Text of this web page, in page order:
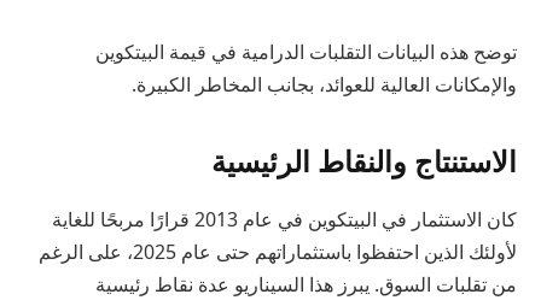
توضح هذه البيانات التقلبات الدرامية في قيمة البيتكوين
والإمكانات العالية للعوائد، بجانب المخاطر الكبيرة.
الاستنتاج والنقاط الرئيسية
كان الاستثمار في البيتكوين في عام 2013 قرارًا مربحًا للغاية
لأولئك الذين احتفظوا باستثماراتهم حتى عام 2025، على الرغم
من تقلبات السوق. يبرز هذا السيناريو عدة نقاط رئيسية